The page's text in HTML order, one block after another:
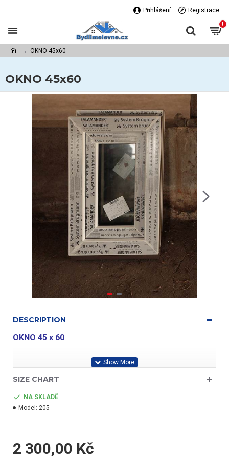
Přihlášení Registrace
!
OKNO 45x60
OKNO 45x60
DESCRIPTION
OKNO 45 x 60
Aluplast ID4000
- kování Winghaus - špička v oboru
SIZE CHART
NA SKLADĚ
Model: 205
2 300,00 Kč